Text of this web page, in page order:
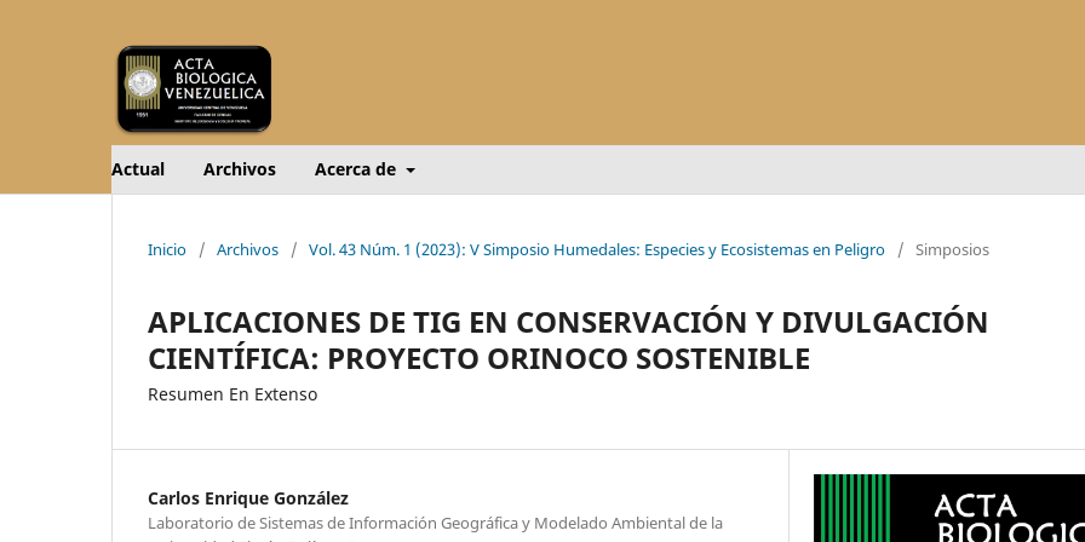
Actual Archivos Acerca de
Inicio / Archivos / Vol. 43 Núm. 1 (2023): V Simposio Humedales: Especies y Ecosistemas en Peligro / Simposios
APLICACIONES DE TIG EN CONSERVACIÓN Y DIVULGACIÓN
CIENTÍFICA: PROYECTO ORINOCO SOSTENIBLE
Resumen En Extenso
Carlos Enrique González
Laboratorio de Sistemas de Información Geográfica y Modelado Ambiental de la